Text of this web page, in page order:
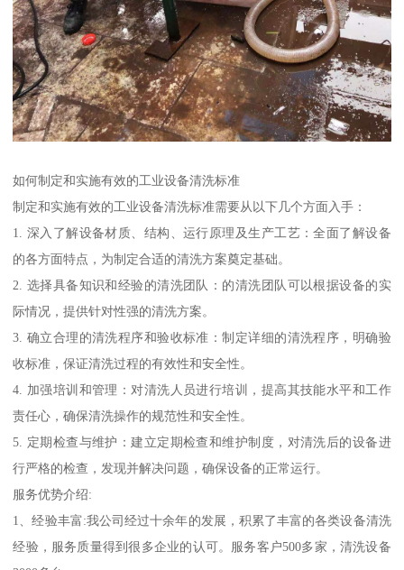
如何制定和实施有效的工业设备清洗标准
制定和实施有效的工业设备清洗标准需要从以下几个方面入手：
1. 深入了解设备材质、结构、运行原理及生产工艺：全面了解设备
的各方面特点，为制定合适的清洗方案奠定基础。
2. 选择具备知识和经验的清洗团队：的清洗团队可以根据设备的实
际情况，提供针对性强的清洗方案。
3. 确立合理的清洗程序和验收标准：制定详细的清洗程序，明确验
收标准，保证清洗过程的有效性和安全性。
4. 加强培训和管理：对清洗人员进行培训，提高其技能水平和工作
责任心，确保清洗操作的规范性和安全性。
5. 定期检查与维护：建立定期检查和维护制度，对清洗后的设备进
行严格的检查，发现并解决问题，确保设备的正常运行。
服务优势介绍:
1、经验丰富:我公司经过十余年的发展，积累了丰富的各类设备清洗
经验，服务质量得到很多企业的认可。服务客户500多家，清洗设备